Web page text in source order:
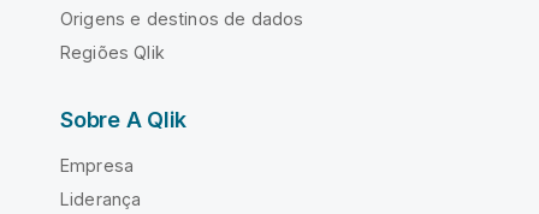
Origens e destinos de dados
Regiões Qlik
Sobre A Qlik
Empresa
Liderança